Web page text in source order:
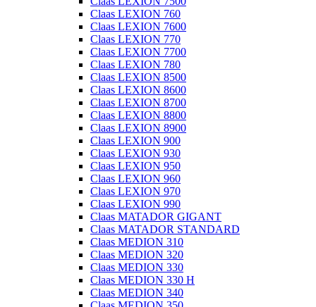
Claas LEXION 760
Claas LEXION 7600
Claas LEXION 770
Claas LEXION 7700
Claas LEXION 780
Claas LEXION 8500
Claas LEXION 8600
Claas LEXION 8700
Claas LEXION 8800
Claas LEXION 8900
Claas LEXION 900
Claas LEXION 930
Claas LEXION 950
Claas LEXION 960
Claas LEXION 970
Claas LEXION 990
Claas MATADOR GIGANT
Claas MATADOR STANDARD
Claas MEDION 310
Claas MEDION 320
Claas MEDION 330
Claas MEDION 330 H
Claas MEDION 340